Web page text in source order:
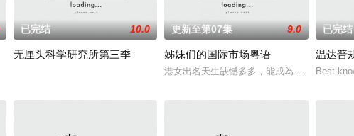
已完结 10.0
无厘头科学研究所第三季
更新至第07集 9.0
姊妹们的国际市场粤语
港女出名天生缺憾多多，能成為蜜友已不容易
已完结
温达普
Best